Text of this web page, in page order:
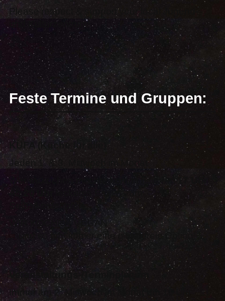
Please respect & support your local Jugend-
und Kulturzentrum!
Feste Termine und Gruppen:
KÜFA (Küche für alle)
Jeden 1. & 3. Mittwoch im Monat
Wer mitkochen möchte kommt bitte um 17 Uhr
Ab
20 Uhr
leckeres Essen zum
Selbstkostenpreis.
WIR KOCHEN VEGAN
…und es gibt immer eine glutenfreie Option!
Veranstaltungs-/Terminplenum
Immer am 2. Mittwoch im Monat um 19 Uhr